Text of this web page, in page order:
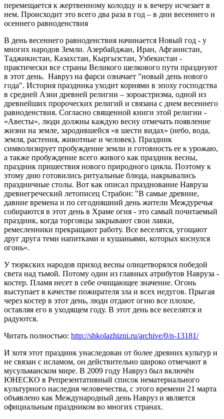
перемещается к жертвенному колодцу и к вечеру исчезает в
нем. Происходит это всего два раза в год – в дни весеннего и
осеннего равноденствия
В день весеннего равноденствия начинается Новый год - у
многих народов Земли. Азербайджан, Иран, Афганистан,
Таджикистан, Казахстан, Кыргызстан, Узбекистан -
практически все страны Великого шелкового пути празднуют
в этот день. Навруз на фарси означает "новый день нового
года". История праздника уходит корнями в эпоху господства
в средней Азии древней религии – зороастризма, одной из
древнейших пророческих религий и связана с днем весеннего
равноденствия. Согласно священной книги этой религии -
«Авесты», люди должны каждую весну отмечать появление
жизни на земле, зародившейся «в шести видах» (небо, вода,
земля, растения, животные и человек). Праздник
символизирует пробуждение земли и готовность ее к урожаю,
а также пробуждение всего живого как праздник весны,
праздник пришествия нового природного цикла. Поэтому к
этому дню готовились ритуальные блюда, накрывались
праздничные столы. Вот как описал празднование Навруза
древнегреческий летописец Страбон: "В самые древние,
давние времена и по сегодняшний день жители Междуречья
собираются в этот день в Храме огня - это самый почитаемый
праздник, когда торговцы закрывают свои лавки,
ремесленники прекращают работу. Все веселятся, угощают
друг друга теми напитками и кушаньями, которых коснулся
огонь».
У тюркских народов приход весны олицетворялся победой
света над тьмой. Потому один из главных атрибутов Навруза -
костер. Пламя несет в себе очищающее значение. Огонь
выступает в качестве пожирателя зла и всех недугов. Прыгая
через костер в этот день, люди отдают огню все плохое,
оставляя его в уходящем году. В этот день все веселятся и
радуются.
Читать полностью: http://shkolazhizni.ru/archive/0/n-13181/
И хотя этот праздник унаследован от более древних культур и
не связан с исламом, он действительно широко отмечают в
мусульманском мире. В 2009 году Навруз был включён
ЮНЕСКО в Репрезентативный список нематериального
культурного наследия человечества, с этого времени 21 марта
объявлено как Международный день Навруз и является
официальным праздником во многих странах.